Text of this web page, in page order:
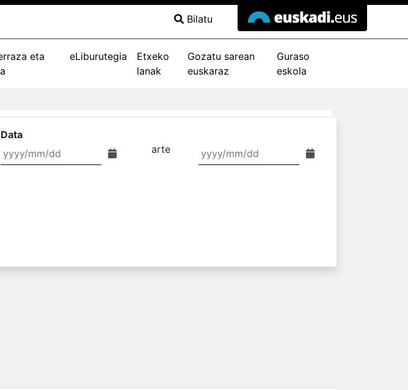
Bilatu
eta
eLiburutegia
Etxeko
lanak
Gozatu sarean
euskaraz
Guraso
eskola
Data
arte